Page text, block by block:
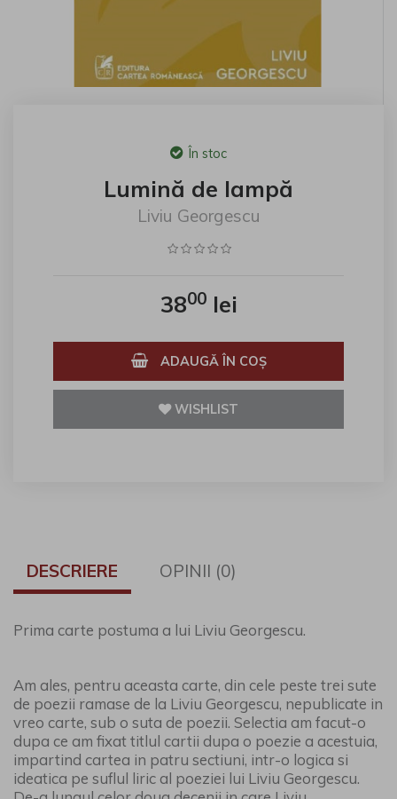
În stoc
Lumină de lampă
Liviu Georgescu
3800lei
ADAUGĂ ÎN COŞ
WISHLIST
DESCRIERE OPINII (0)
Prima carte postuma a lui Liviu Georgescu.
Am ales, pentru aceasta carte, din cele peste trei sute
de poezii ramase de la Liviu Georgescu, nepublicate in
vreo carte, sub o suta de poezii. Selectia am facut-o
dupa ce am fixat titlul cartii dupa o poezie a acestuia,
impartind cartea in patru sectiuni, intr-o logica si
ideatica pe suflul liric al poeziei lui Liviu Georgescu.